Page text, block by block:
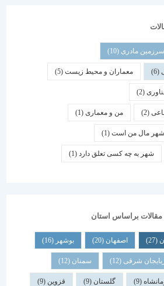
(10)
معماران و محیط زیست(5)
من و معماری (1)
من است(1)
چه کسی تعلق دارد(1)
براساس استان
اصفهان (20) بوشهر
شرقی(12) سمنان (12)
گلستان (9) قزوین